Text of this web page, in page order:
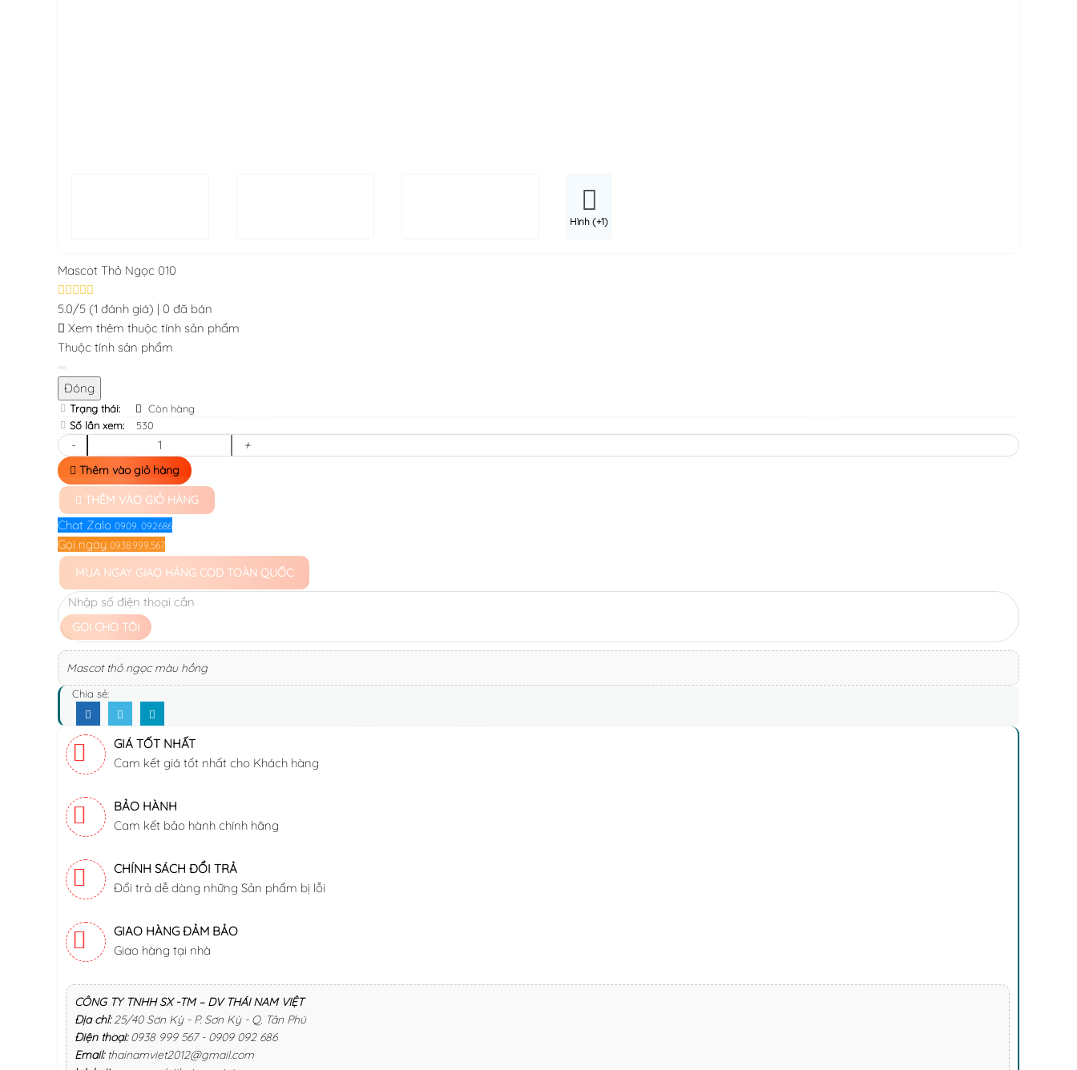
Hình (+1)
Mascot Thỏ Ngọc 010
5.0/5 (1 đánh giá) | 0 đã bán
Xem thêm thuộc tính sản phẩm
Thuộc tính sản phẩm
Đóng
Trạng thái:
Còn hàng
Số lần xem:
530
- +
Thêm vào giỏ hàng
THÊM VÀO GIỎ HÀNG
Chat Zalo 0909. 092686
Gọi ngay 0938.999.567
MUA NGAY GIAO HÀNG COD TOÀN QUỐC
GỌI CHO TÔI
Mascot thỏ ngọc màu hồng
Chia sẻ:
GIÁ TỐT NHẤT
Cam kết giá tốt nhất cho Khách hàng
BẢO HÀNH
Cam kết bảo hành chính hãng
CHÍNH SÁCH ĐỔI TRẢ
Đổi trả dễ dàng những Sản phẩm bị lỗi
GIAO HÀNG ĐẢM BẢO
Giao hàng tại nhà
CÔNG TY TNHH SX -TM – DV THÁI NAM VIỆT
Địa chỉ:25/40 Sơn Kỳ - P. Sơn Kỳ - Q. Tân Phú
Điện thoại:0938 999 567 - 0909 092 686
Email: thainamviet2012@gmail.com